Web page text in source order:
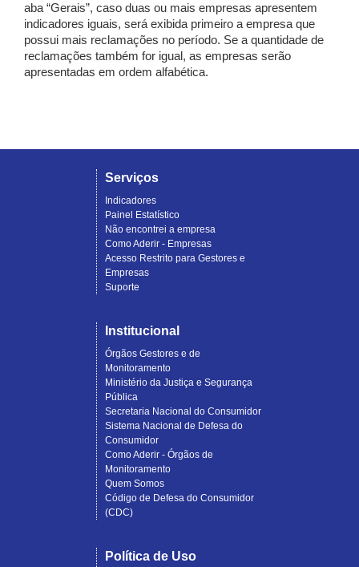
aba “Gerais”, caso duas ou mais empresas apresentem
indicadores iguais, será exibida primeiro a empresa que
possui mais reclamações no período. Se a quantidade de
reclamações também for igual, as empresas serão
apresentadas em ordem alfabética.
Serviços
Indicadores
Painel Estatístico
Não encontrei a empresa
Como Aderir - Empresas
Acesso Restrito para Gestores e
Empresas
Suporte
Institucional
Órgãos Gestores e de
Monitoramento
Ministério da Justiça e Segurança
Pública
Secretaria Nacional do Consumidor
Sistema Nacional de Defesa do
Consumidor
Como Aderir - Órgãos de
Monitoramento
Quem Somos
Código de Defesa do Consumidor
(CDC)
Política de Uso